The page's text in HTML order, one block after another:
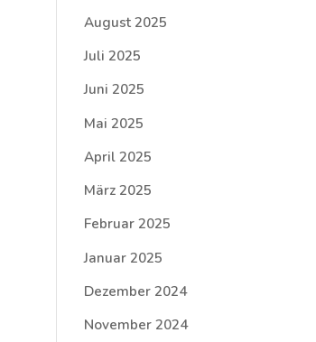
August 2025
Juli 2025
Juni 2025
Mai 2025
April 2025
März 2025
Februar 2025
Januar 2025
Dezember 2024
November 2024